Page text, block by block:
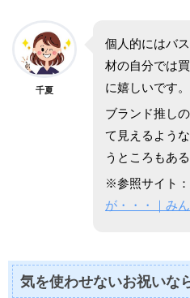
千夏
個人的にはバ
材の自分では
に嬉しいです。
ブランド推し
て見えるよう
うところもあ
※参照サイト：
が・・・｜み
気を使わせないお祝いな